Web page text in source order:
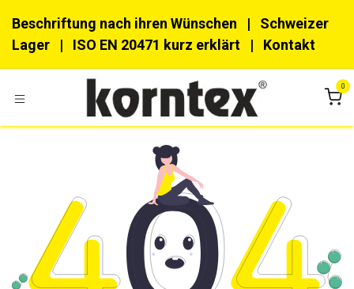
Beschriftung nach ihren Wünschen | Schweizer
Lager | ISO EN 20471 kurz erklärt | Kon​​takt
0